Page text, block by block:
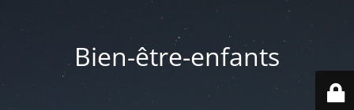
Bien-être-enfants